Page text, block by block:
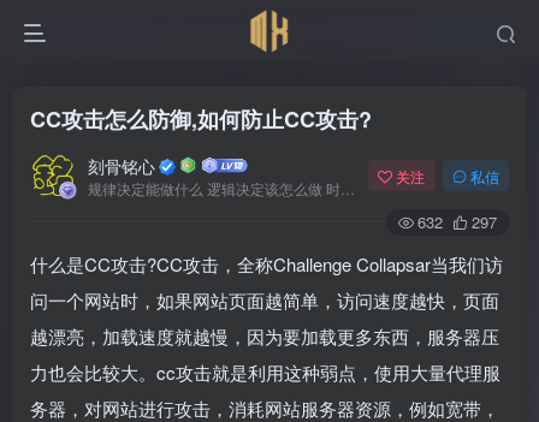
CC攻击怎么防御,如何防止CC攻击?
刻骨铭心 关注 私信
632 297
什么是CC攻击?CC攻击，全称Challenge Collapsar当我们访
问一个网站时，如果网站页面越简单，访问速度越快，页面
越漂亮，加载速度就越慢，因为要加载更多东西，服务器压
力也会比较大。cc攻击就是利用这种弱点，使用大量代理服
务器，对网站进行攻击，消耗网站服务器资源，例如宽带，